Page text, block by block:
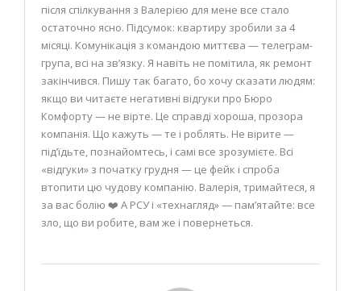
після спілкування з Валерією для мене все стало
остаточно ясно. Підсумок: квартиру зробили за 4
місяці. Комунікація з командою миттєва — телеграм-
група, всі на зв’язку. Я навіть не помітила, як ремонт
закінчився. Пишу так багато, бо хочу сказати людям:
якщо ви читаєте негативні відгуки про Бюро
Комфорту — не вірте. Це справді хороша, прозора
компанія. Що кажуть — те і роблять. Не вірите —
під’їдьте, познайомтесь, і самі все зрозумієте. Всі
«відгуки» з початку грудня — це фейк і спроба
втопити цю чудову компанію. Валерія, тримайтеся, я
за вас болію ❤️ А РСУ і «технагляд» — пам’ятайте: все
зло, що ви робите, вам же і повернеться.